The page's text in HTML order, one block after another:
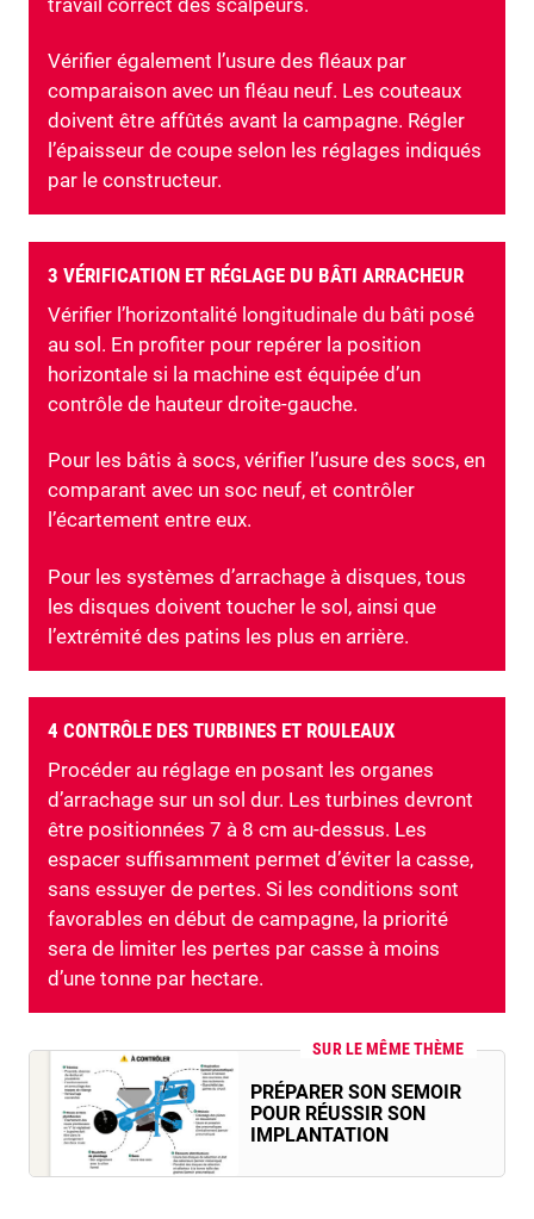
travail correct des scalpeurs.
Vérifier également l’usure des fléaux par
comparaison avec un fléau neuf. Les couteaux
doivent être affûtés avant la campagne. Régler
l’épaisseur de coupe selon les réglages indiqués
par le constructeur.
3 VÉRIFICATION ET RÉGLAGE DU BÂTI ARRACHEUR
Vérifier l’horizontalité longitudinale du bâti posé
au sol. En profiter pour repérer la position
horizontale si la machine est équipée d’un
contrôle de hauteur droite-gauche.
Pour les bâtis à socs, vérifier l’usure des socs, en
comparant avec un soc neuf, et contrôler
l’écartement entre eux.
Pour les systèmes d’arrachage à disques, tous
les disques doivent toucher le sol, ainsi que
l’extrémité des patins les plus en arrière.
4 CONTRÔLE DES TURBINES ET ROULEAUX
Procéder au réglage en posant les organes
d’arrachage sur un sol dur. Les turbines devront
être positionnées 7 à 8 cm au-dessus. Les
espacer suffisamment permet d’éviter la casse,
sans essuyer de pertes. Si les conditions sont
favorables en début de campagne, la priorité
sera de limiter les pertes par casse à moins
d’une tonne par hectare.
SUR LE MÊME THÈME
PRÉPARER SON SEMOIR
POUR RÉUSSIR SON
IMPLANTATION